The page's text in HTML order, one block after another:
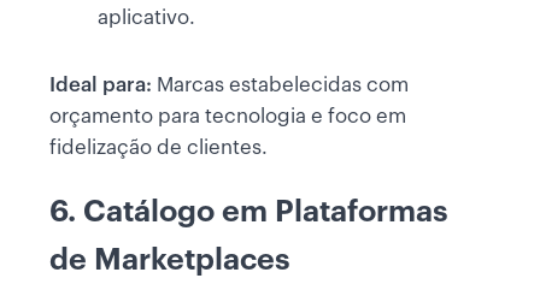
aplicativo.
Ideal para: Marcas estabelecidas com
orçamento para tecnologia e foco em
fidelização de clientes.
6. Catálogo em Plataformas
de Marketplaces